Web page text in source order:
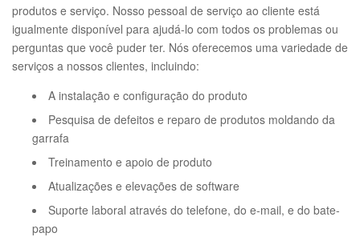
produtos e serviço. Nosso pessoal de serviço ao cliente está
igualmente disponível para ajudá-lo com todos os problemas ou
perguntas que você puder ter. Nós oferecemos uma variedade de
serviços a nossos clientes, incluindo:
A instalação e configuração do produto
Pesquisa de defeitos e reparo de produtos moldando da
garrafa
Treinamento e apoio de produto
Atualizações e elevações de software
Suporte laboral através do telefone, do e-mail, e do bate-
papo